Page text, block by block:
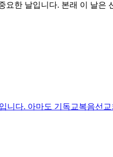
요한 날입니다. 본래 이 날은
니다. 아마도 기독교복음선